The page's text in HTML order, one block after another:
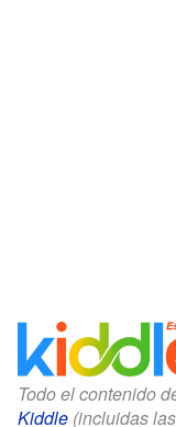
Todo el contenido
Kiddle (incluidas